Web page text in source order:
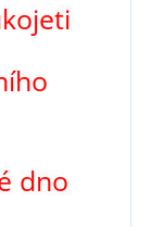
dno